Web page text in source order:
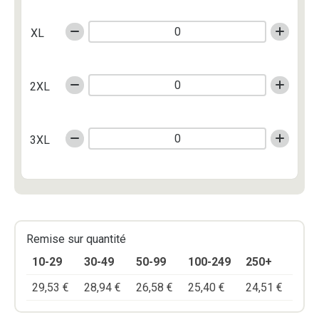
XL
2XL
3XL
Remise sur quantité
10-29
30-49 50-99 100-249
250+
29,53 € 28,94 € 26,58 € 25,40 € 24,51 €